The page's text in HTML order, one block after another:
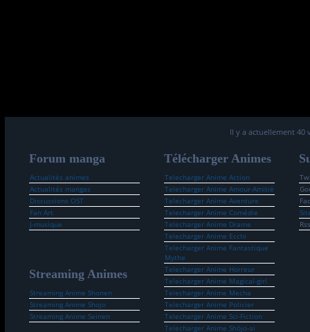
Il y a actuellement 40
Forum manga
Actualités animes
Actualités mangas
Discussions OST
Fan Art
J-musique
Streaming Animes
Streaming Anime Shonen
Streaming Anime Shojo
Streaming Anime Seinen
Télécharger Animes
Telecharger Anime Action
Telecharger Anime Amour-Amitié
Telecharger Anime Aventure
Telecharger Anime Comédie
Telecharger Anime Drame
Telecharger Anime Ecchi
Telecharger Anime Fantastique
Mythe
Telecharger Anime Horreur
Telecharger Anime Magical-girl
Telecharger Anime Mecha
Telecharger Anime Policier
Telecharger Anime Sci-Fiction
Telecharger Anime Shōjo-ai
Rss